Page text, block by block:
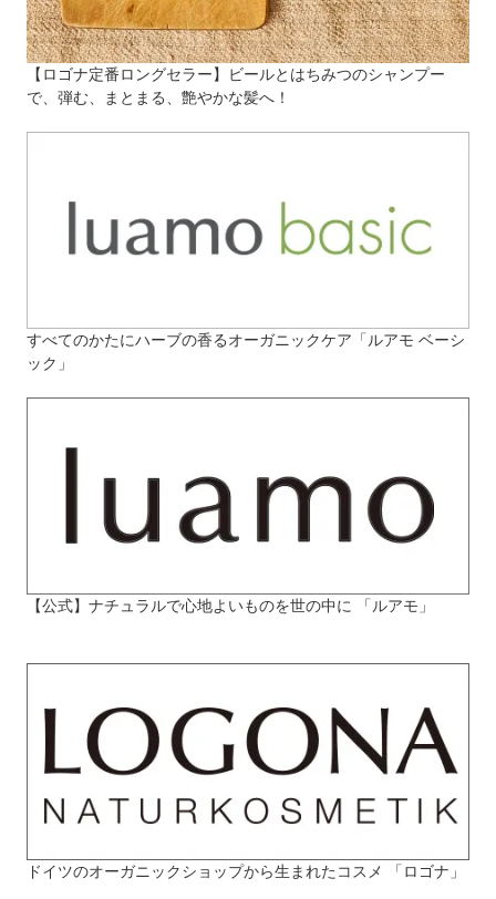
【ロゴナ定番ロングセラー】ビールとはちみつのシャンプー
で、弾む、まとまる、艶やかな髪へ！
すべてのかたにハーブの香るオーガニックケア「ルアモ ベーシ
ック」
【公式】ナチュラルで心地よいものを世の中に 「ルアモ」
ドイツのオーガニックショップから生まれたコスメ 「ロゴナ」